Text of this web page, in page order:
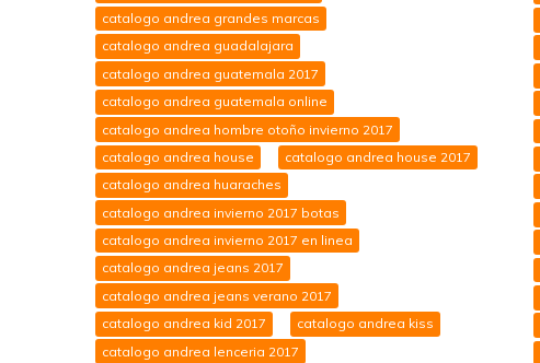
catalogo andrea grandes marcas
catalogo andrea guadalajara
catalogo andrea guatemala 2017
catalogo andrea guatemala online
catalogo andrea hombre otoño invierno 2017
catalogo andrea house
catalogo andrea house 2017
catalogo andrea huaraches
catalogo andrea invierno 2017 botas
catalogo andrea invierno 2017 en linea
catalogo andrea jeans 2017
catalogo andrea jeans verano 2017
catalogo andrea kid 2017
catalogo andrea kiss
catalogo andrea lenceria 2017